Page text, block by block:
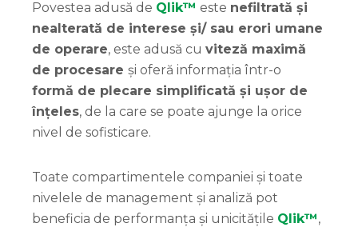
Povestea adusă de Qlik™ este nefiltrată și
nealterată de interese și/ sau erori umane
de operare, este adusă cu viteză maximă
de procesare și oferă informația într-o
formă de plecare simplificată și ușor de
înțeles, de la care se poate ajunge la orice
nivel de sofisticare.
Toate compartimentele companiei și toate
nivelele de management și analiză pot
beneficia de performanța și unicitățile Qlik™,